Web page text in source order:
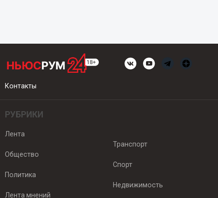
Контакты
РУБРИКИ
Лента
Общество
Политика
Лента мнений
Транспорт
Спорт
Недвижимость